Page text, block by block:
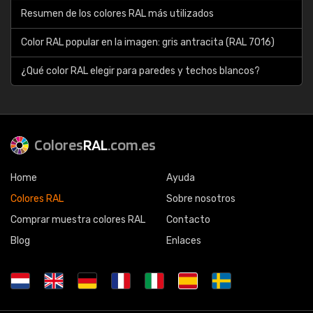
Resumen de los colores RAL más utilizados
Color RAL popular en la imagen: gris antracita (RAL 7016)
¿Qué color RAL elegir para paredes y techos blancos?
ColoresRAL.com.es
Home
Colores RAL
Comprar muestra colores RAL
Blog
Ayuda
Sobre nosotros
Contacto
Enlaces